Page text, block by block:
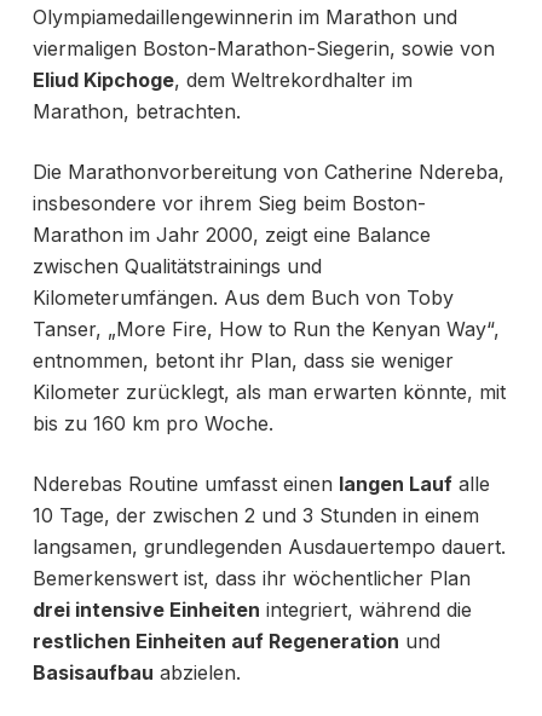
Olympiamedaillengewinnerin im Marathon und
viermaligen Boston-Marathon-Siegerin, sowie von
Eliud Kipchoge, dem Weltrekordhalter im
Marathon, betrachten.
Die Marathonvorbereitung von Catherine Ndereba,
insbesondere vor ihrem Sieg beim Boston-
Marathon im Jahr 2000, zeigt eine Balance
zwischen Qualitätstrainings und
Kilometerumfängen. Aus dem Buch von Toby
Tanser, „More Fire, How to Run the Kenyan Way“,
entnommen, betont ihr Plan, dass sie weniger
Kilometer zurücklegt, als man erwarten könnte, mit
bis zu 160 km pro Woche.
Nderebas Routine umfasst einen langen Laufalle
10 Tage, der zwischen 2 und 3 Stunden in einem
langsamen, grundlegenden Ausdauertempo dauert.
Bemerkenswert ist, dass ihr wöchentlicher Plan
drei intensive Einheiten integriert, während die
restlichen Einheiten auf Regeneration und
Basisaufbau abzielen.